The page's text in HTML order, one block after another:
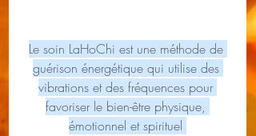
Le soin LaHoChi est une méthode de
guérison énergétique qui utilise des
vibrations et des fréquences pour
favoriser le bien-être physique,
émotionnel et spirituel